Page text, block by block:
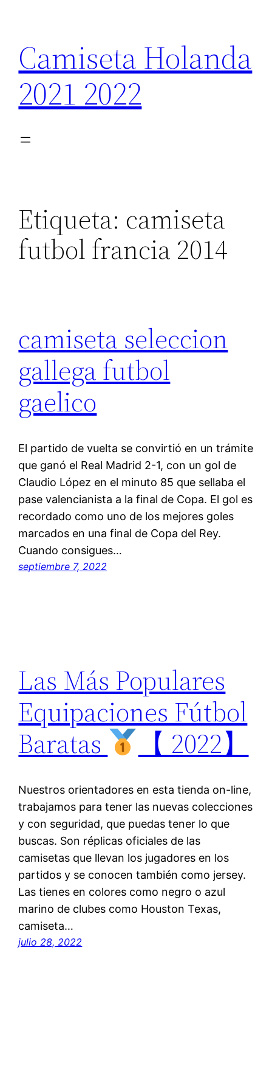
contenido
Camiseta Holanda
2021 2022
Etiqueta: camiseta
futbol francia 2014
camiseta seleccion
gallega futbol
gaelico
El partido de vuelta se convirtió en un trámite
que ganó el Real Madrid 2-1, con un gol de
Claudio López en el minuto 85 que sellaba el
pase valencianista a la final de Copa. El gol es
recordado como uno de los mejores goles
marcados en una final de Copa del Rey.
Cuando consigues…
septiembre 7, 2022
Las Más Populares
Equipaciones Fútbol
Baratas
【 2022】
Nuestros orientadores en esta tienda on-line,
trabajamos para tener las nuevas colecciones
y con seguridad, que puedas tener lo que
buscas. Son réplicas oficiales de las
camisetas que llevan los jugadores en los
partidos y se conocen también como jersey.
Las tienes en colores como negro o azul
marino de clubes como Houston Texas,
camiseta…
julio 28, 2022